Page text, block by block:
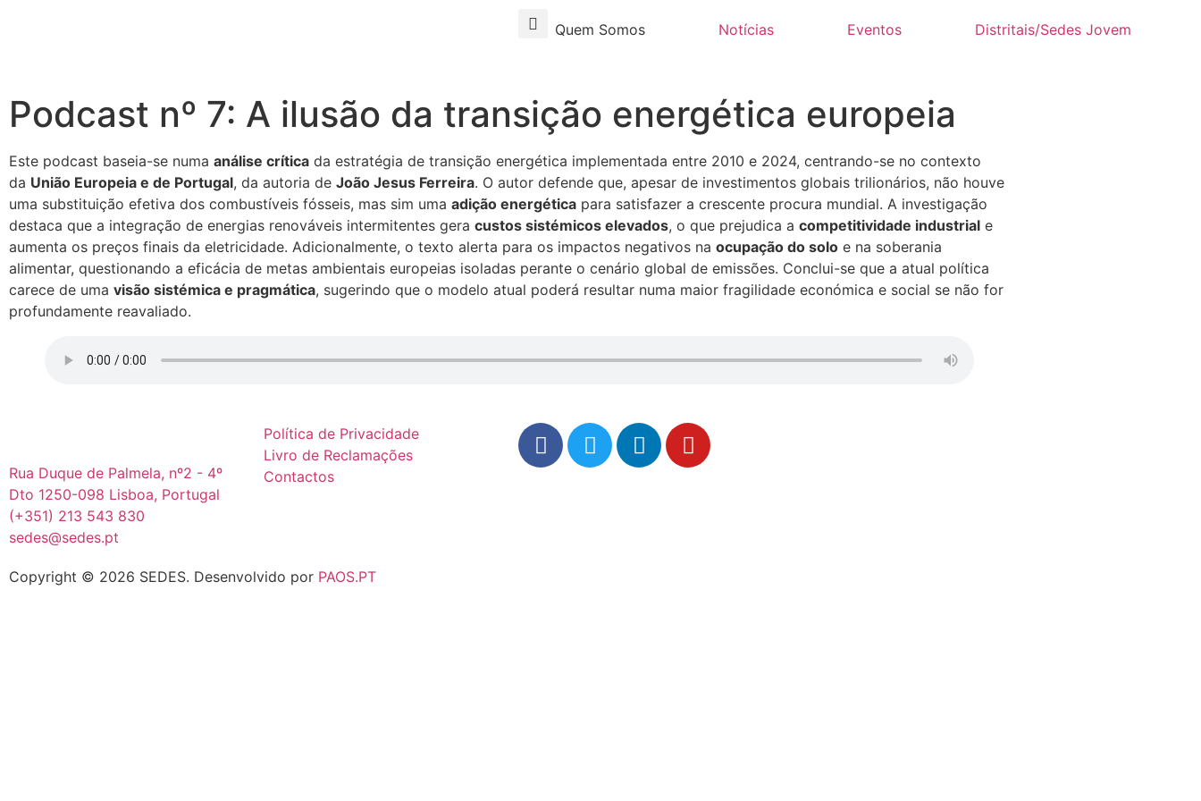
Quem Somos Notícias Eventos Distritais/Sedes Jovem
Podcast nº 7: A ilusão da transição energética europeia
Este podcast baseia-se numa análise crítica da estratégia de transição energética implementada entre 2010 e 2024, centrando-se no contexto
da União Europeia e de Portugal, da autoria de João Jesus Ferreira. O autor defende que, apesar de investimentos globais trilionários, não houve
uma substituição efetiva dos combustíveis fósseis, mas sim uma adição energética para satisfazer a crescente procura mundial. A investigação
destaca que a integração de energias renováveis intermitentes gera custos sistémicos elevados, o que prejudica a competitividade industrial e
aumenta os preços finais da eletricidade. Adicionalmente, o texto alerta para os impactos negativos na ocupação do solo e na soberania
alimentar, questionando a eficácia de metas ambientais europeias isoladas perante o cenário global de emissões. Conclui-se que a atual política
carece de uma visão sistémica e pragmática, sugerindo que o modelo atual poderá resultar numa maior fragilidade económica e social se não for
profundamente reavaliado.
Rua Duque de Palmela, nº2 - 4º
Dto 1250-098 Lisboa, Portugal
(+351) 213 543 830
sedes@sedes.pt
Política de Privacidade
Livro de Reclamações
Contactos
Copyright © 2026 SEDES. Desenvolvido por PAOS.PT